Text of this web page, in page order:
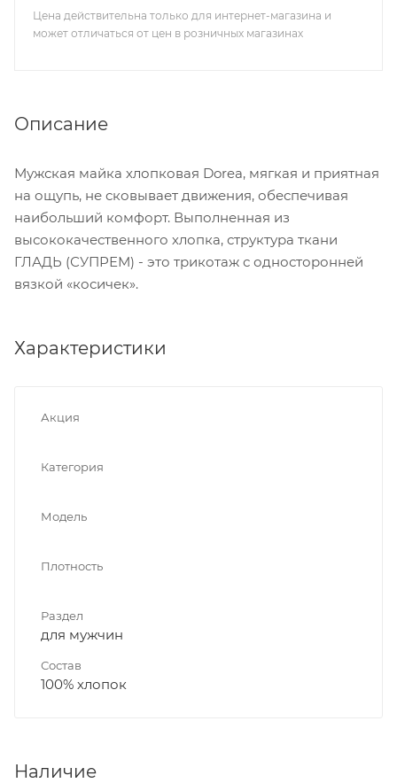
Цена действительна только для интернет-магазина и
может отличаться от цен в розничных магазинах
Описание
Мужская майка хлопковая Dorea, мягкая и приятная
на ощупь, не сковывает движения, обеспечивая
наибольший комфорт. Выполненная из
высококачественного хлопка, структура ткани
ГЛАДЬ (СУПРЕМ) - это трикотаж с односторонней
вязкой «косичек».
Характеристики
Акция
Категория
Модель
Плотность
Раздел
для мужчин
Состав
100% хлопок
Наличие